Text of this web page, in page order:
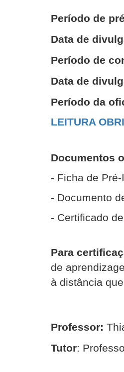
Período de
Data de
Período de
Data de
Período da
LEITURA
Documentos
- Ficha de
- Documento
- Certificado
Para
de
à distância
Professor:
Tutor: